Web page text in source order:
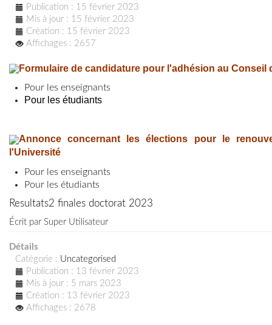
Publication : 15 février 2023
Mis à jour : 15 février 2023
Création : 15 février 2023
Affichages : 2657
Formulaire de candidature pour l'adhésion au Conseil
Pour les enseignants
Pour les étudiants
Annonce concernant les élections pour le
l'Université
Pour les enseignants
Pour les étudiants
Resultats2 finales doctorat 2023
Écrit par Super Utilisateur
Détails
Catégorie : Uncategorised
Publication : 13 février 2023
Mis à jour : 5 mars 2023
Création : 13 février 2023
Affichages : 2678